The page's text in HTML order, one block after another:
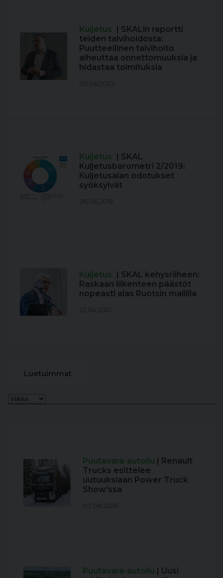
Kuljetus
| SKALin raportti
teiden talvihoidosta:
Puutteellinen talvihoito
aiheuttaa onnettomuuksia ja
hidastaa toimituksia
09.06.2023
Kuljetus
| SKAL
Kuljetusbarometri 2/2019:
Kuljetusalan odotukset
syöksyivät
06.06.2019
Kuljetus
| SKAL kehysriiheen:
Raskaan liikenteen päästöt
nopeasti alas Ruotsin mallilla
22.04.2021
Luetuimmat
Puutavara-autoilu | Renault
Trucks esittelee
uutuuksiaan Power Truck
Show'ssa
03.08.2026
Puutavara-autoilu | Uusi